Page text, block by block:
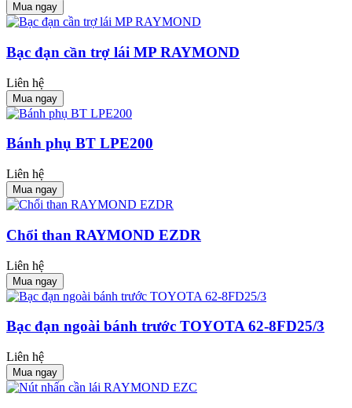
Mua ngay
Bạc đạn cần trợ lái MP RAYMOND
Liên hệ
Mua ngay
Bánh phụ BT LPE200
Liên hệ
Mua ngay
Chổi than RAYMOND EZDR
Liên hệ
Mua ngay
Bạc đạn ngoài bánh trước TOYOTA 62-8FD25/3
Liên hệ
Mua ngay